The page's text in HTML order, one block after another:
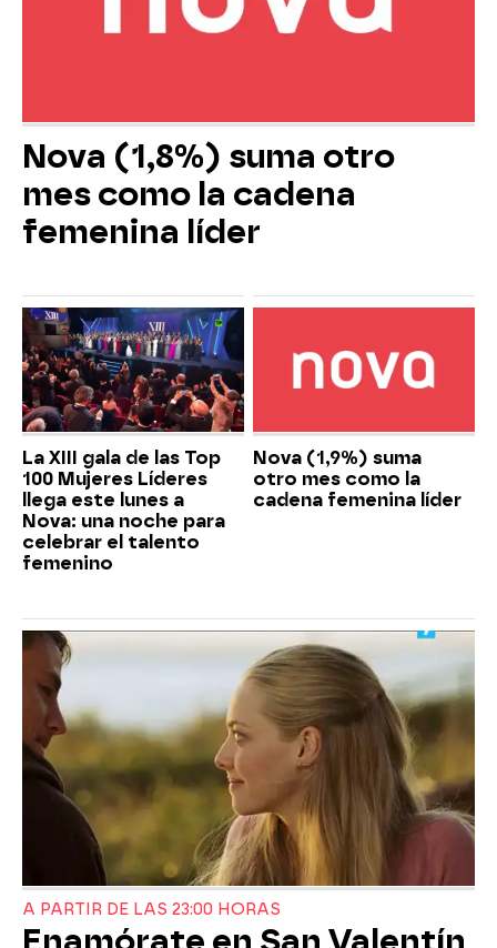
Nova (1,8%) suma otro
mes como la cadena
femenina líder
La XIII gala de las Top
100 Mujeres Líderes
llega este lunes a
Nova: una noche para
celebrar el talento
femenino
Nova (1,9%) suma
otro mes como la
cadena femenina líder
A PARTIR DE LAS 23:00 HORAS